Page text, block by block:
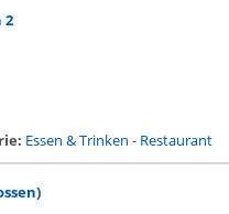
2
Essen & Trinken - Restaurant